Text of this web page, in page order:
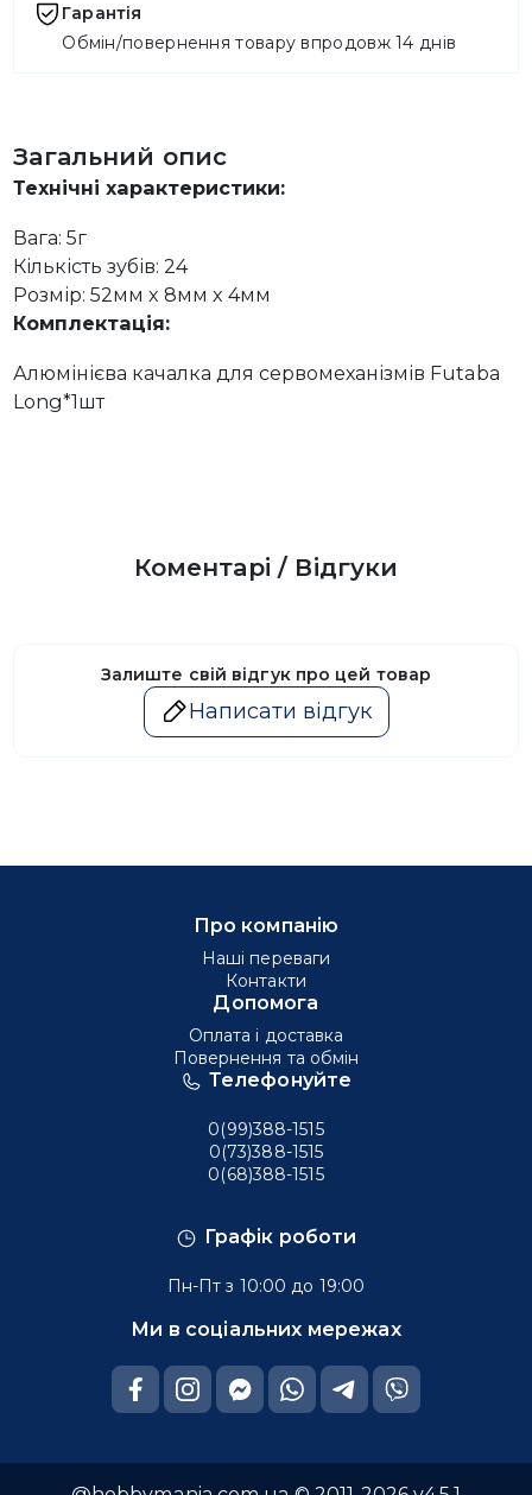
Гарантія
Обмін/повернення товару впродовж 14 днів
Загальний опис
Технічні характеристики:
Вага: 5г
Кількість зубів: 24
Розмір: 52мм x 8мм x 4мм
Комплектація:
Алюмінієва качалка для сервомеханізмів Futaba
Long*1шт
Коментарі / Відгуки
Залиште свій відгук про цей товар
Написати відгук
Графік роботи
Пн-Пт з 10:00 до 19:00
Ми в соціальних мережах
Телефонуйте
0(99)388-1515
0(73)388-1515
0(68)388-1515
Про компанію
Наші переваги
Контакти
Допомога
Оплата і доставка
Повернення та обмін